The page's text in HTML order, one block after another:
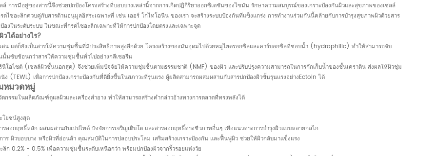
การมีอยู่ของสารนี้จึงช่วยปกป้องโครงสร้างที่บอบบางเหล่านี้จากการเกิดปฏิกิริยาออกซิเดชันของไขมัน รักษาความสมบูรณ์ของเกราะป้องกันผิวและสุขภาพของเซลล์
ไซอะลิกควบคู่กับสารต้านอนุมูลอิสระเฉพาะที่ เช่น เออร์โกไทโอนีน ของเรา จะสร้างระบบป้องกันที่แข็งแกร่ง การทำงานร่วมกันนี้คล้ายกับการบำรุงสุขภาพผิวด้วยสาร
องในระดับระบบ ในขณะที่กรดไซอะลิกเฉพาะที่ให้การปกป้องโดยตรงและเฉพาะจุด
ได้อย่างไร?
น แต่ก็ยังเป็นสารให้ความชุ่มชื้นที่มีประสิทธิภาพสูงอีกด้วย โครงสร้างของมันอุดมไปด้วยหมู่ไฮดรอกซิลและคาร์บอกซิลที่ชอบน้ำ (hydrophilic) ทำให้สามารถจับ
นซับซ้อนกว่าสารให้ความชุ่มชื้นทั่วไปอย่างกลีเซอรีน
โอไซต์ (เซลล์ผิวชั้นนอกสุด) จึงช่วยเพิ่มปัจจัยให้ความชุ่มชื้นตามธรรมชาติ (NMF) ของผิว และปรับปรุงความสามารถในการกักเก็บน้ำของชั้นเคราติน ส่งผลให้ผิวชุ่ม
ง (TEWL) เพื่อการปกป้องเกราะป้องกันที่ดียิ่งขึ้นในสภาวะที่รุนแรง ผู้ผลิตสามารถผสมผสานกับสารปกป้องผิวขั้นรุนแรงอย่างEctoinได้
หมวดหมู่
รมในผลิตภัณฑ์ดูแลผิวและเครื่องสำอาง ทำให้สามารถสร้างคำกล่าวอ้างทางการตลาดที่ทรงพลังได้
โยชน์สูงสุด
ออกฤทธิ์หลัก ผสมผสานกับเปปไทด์ ปัจจัยการเจริญเติบโต และสารออกฤทธิ์ทางชีวภาพอื่นๆ เพื่อแนวทางการบำรุงผิวแบบหลายกลไก
าร ผิวบอบบาง หรือผิวที่อ่อนล้า คุณสมบัติในการปลอบประโลม เสริมสร้างเกราะป้องกัน และฟื้นฟูผิว ช่วยให้ผิวกลับมาแข็งแรง
ลิก 0.2% - 0.5% เพื่อความชุ่มชื้นระดับเหนือกว่า พร้อมปกป้องผิวจากริ้วรอยแห่งวัย